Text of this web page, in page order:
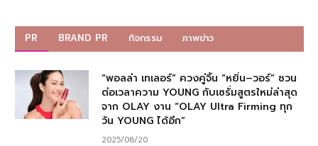
PR BRAND PR กิจกรรม ภาพข่าว
“พอลล่า เทเลอร์” ควงคู่จิ้น “หยิ่น–วอร์” ชวน
ต่อเวลาความ YOUNG กับเซรั่มสูตรใหม่ล่าสุด
จาก OLAY งาน “OLAY Ultra Firming ทุก
วัน YOUNG ได้อีก”
2025/08/20